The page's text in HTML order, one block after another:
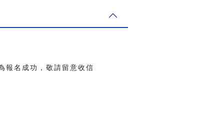
報名成功，敬請留意收信